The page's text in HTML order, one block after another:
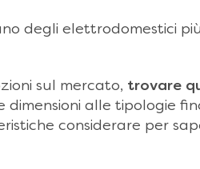
degli elettrodomestici
sul mercato, trovare
dimensioni alle tipologie
considerare per